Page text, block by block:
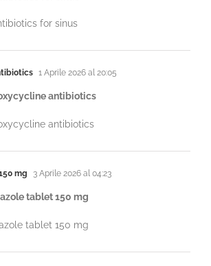
for sinus
1 Aprile 2026 al 20:05
antibiotics
antibiotics
mg 3 Aprile 2026 al 04:23
tablet 150 mg
tablet 150 mg